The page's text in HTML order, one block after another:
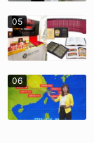
05
06